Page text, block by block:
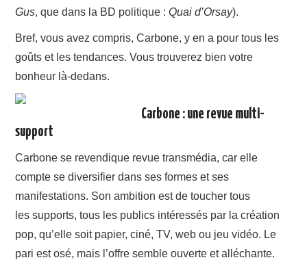
Gus, que dans la BD politique :Quai d’Orsay).
Bref, vous avez compris, Carbone, y en a pour tous les
goûts et les tendances. Vous trouverez bien votre
bonheur là-dedans.
Carbone : une revue multi-
support
Carbone se revendique revue transmédia, car elle
compte se diversifier dans ses formes et ses
manifestations. Son ambition est de toucher tous
les supports, tous les publics intéressés par la création
pop, qu’elle soit papier, ciné, TV, web ou jeu vidéo. Le
pari est osé, mais l’offre semble ouverte et alléchante.